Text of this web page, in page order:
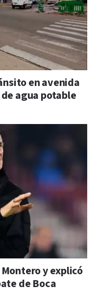
en avenida
agua potable
y explicó
de Boca